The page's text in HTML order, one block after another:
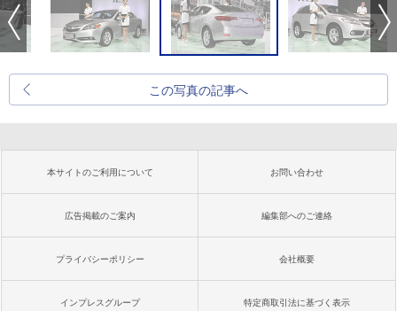
この写真の記事へ
本サイトのご利用について お問い合わせ
広告掲載のご案内 編集部へのご連絡
プライバシーポリシー 会社概要
インプレスグループ 特定商取引法に基づく表示